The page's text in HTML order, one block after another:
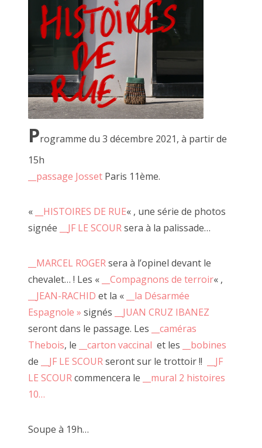
Programme du 3 décembre 2021, à partir de
15h
__passage Josset Paris 11ème.
« __HISTOIRES DE RUE« , une série de photos
signée
__JF LE SCOURsera à la palissade…
__MARCEL ROGERsera à l’opinel devant le
chevalet… ! Les «
__Compagnons de terroir« ,
__JEAN-RACHID et la «
__la Désarmée
Espagnole » signés
__JUAN CRUZ IBANEZ
seront dans le passage. Les
__caméras
Thebois, le __carton vaccinal et les
__bobines
de
__JF LE SCOURseront sur le trottoir !!
__JF
LE SCOURcommencera le
__mural 2 histoires
10…
Soupe à 19h…
J'ai d'abord participé aux perfomances que JF nous invite à
Je suis ensuite venu déguster quelques heures. Simplement
assis sur le trottoir à regarder défiler les piétons curieux
s'attardant aux folies créatrices de JF.
Animé par l'image je suis venu avec mes premiers tirages
argentiques réalisé à l'agrandisseur en NB.
JF m'a invité à les accrocher à la palissade (un mur de bois
marqué par les clous des nombreuses expositions qui m'ont
précédées).
La palissade